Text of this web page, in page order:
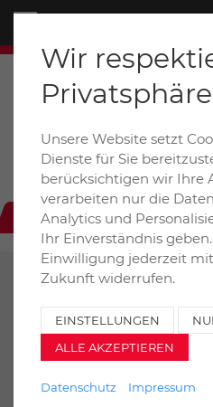
Dieselstraße 6+8a / D-
auto-henze@t-online.de
+49 (0)
SCANIA (S) G 4-
XT Bordmatik
Wir
Privatsphäre
Unsere Website setzt
Dienste für Sie
berücksichtigen wir Ihre
verarbeiten nur die
Analytics und
Ihr Einverständnis
Einwilligung jederzeit
Zukunft widerrufen.
EINSTELLUNGEN
ALLE AKZEPTIEREN
Datenschutz Impressum